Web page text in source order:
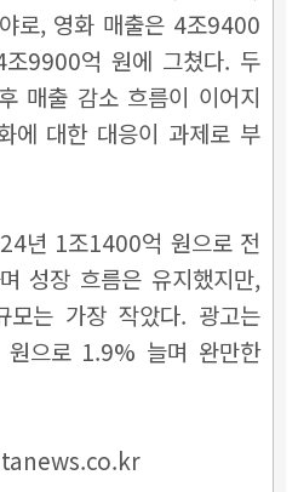
로, 영화 매출은 4조9400
9900억 원에 그쳤다. 두
매출 감소 흐름이 이어지
에 대한 대응이 과제로 부
년 1조1400억 원으로 전
성장 흐름은 유지했지만,
는 가장 작았다. 광고는
으로 1.9% 늘며 완만한